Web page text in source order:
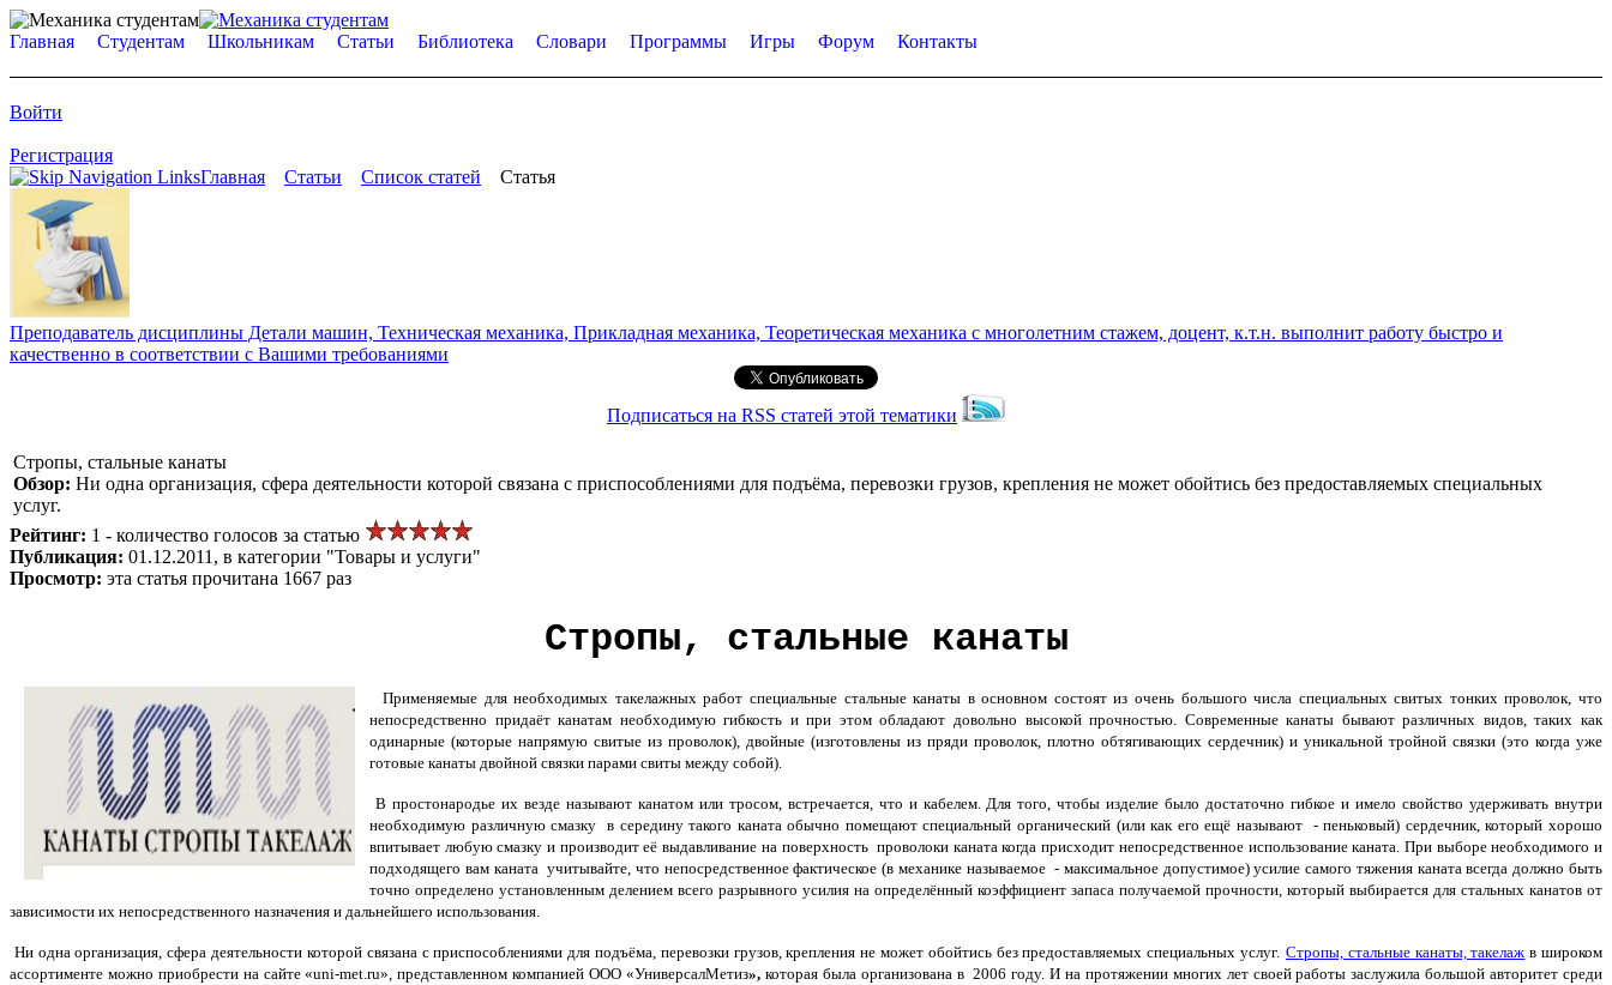
Главная Студентам Школьникам Статьи Библиотека Словари Программы Игры Форум Контакты
Войти
Регистрация
Главная
Статьи Список статей Статья
Преподаватель дисциплины Детали машин, Техническая механика, Прикладная механика, Теоретическая механика с многолетним стажем, доцент, к.т.н. выполнит работу быстро и
качественно в соответствии с Вашими требованиями
Подписаться на RSS статей этой тематики
Стропы, стальные канаты
Обзор: Ни одна организация, сфера деятельности которой связана с приспособлениями для подъёма, перевозки грузов, крепления не может обойтись без предоставляемых специальных
услуг.
Рейтинг: 1 - количество голосов за статью
Публикация: 01.12.2011, в категории "Товары и услуги"
Просмотр: эта статья прочитана 1667 раз
Стропы, стальные канаты
Применяемые для необходимых такелажных работ специальные стальные канаты в основном состоят из очень большого числа специальных свитых тонких проволок, что
непосредственно придаёт канатам необходимую гибкость и при этом обладают довольно высокой прочностью. Современные канаты бывают различных видов, таких как
одинарные (которые напрямую свитые из проволок), двойные (изготовлены из пряди проволок, плотно обтягивающих сердечник) и уникальной тройной связки (это когда уже
готовые канаты двойной связки парами свиты между собой).
В простонародье их везде называют канатом или тросом, встречается, что и кабелем. Для того, чтобы изделие было достаточно гибкое и имело свойство удерживать внутри
необходимую различную смазку в середину такого каната обычно помещают специальный органический (или как его ещё называют - пеньковый) сердечник, который хорошо
впитывает любую смазку и производит её выдавливание на поверхность проволоки каната когда присходит непосредственное использование каната. При выборе необходимого и
подходящего вам каната учитывайте, что непосредственное фактическое (в механике называемое - максимальное допустимое) усилие самого тяжения каната всегда должно быть
точно определено установленным делением всего разрывного усилия на определённый коэффициент запаса получаемой прочности, который выбирается для стальных канатов от
зависимости их непосредственного назначения и дальнейшего использования.
Ни одна организация, сфера деятельности которой связана с приспособлениями для подъёма, перевозки грузов, крепления не может обойтись без предоставляемых специальных услуг. Стропы, стальные канаты, такелаж в широком
ассортименте можно приобрести на сайте «uni-met.ru», представленном компаниейООО «УниверсалМетиз», которая была организована в2006 году. И на протяжении многих лет своей работы заслужила большой авторитет среди